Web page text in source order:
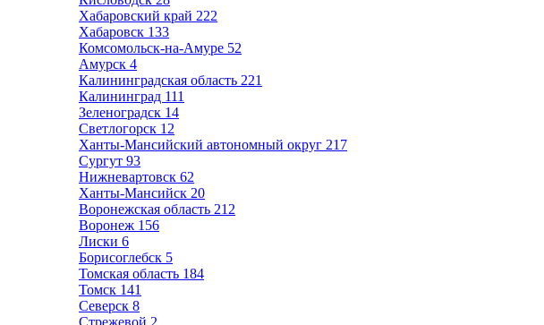
Хабаровский край 222
Хабаровск 133
Комсомольск-на-Амуре 52
Амурск 4
Калининградская область 221
Калининград 111
Зеленоградск 14
Светлогорск 12
Ханты-Мансийский автономный округ 217
Сургут 93
Нижневартовск 62
Ханты-Мансийск 20
Воронежская область 212
Воронеж 156
Лиски 6
Борисоглебск 5
Томская область 184
Томск 141
Северск 8
Стрежевой 2